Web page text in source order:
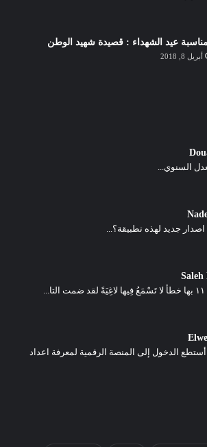
عيد الشهداء : قصيدة شهيد الوطن
أبريل 8, 2018
السنوي...
جديد لهذه تطبيقة؟...
Saleh
أستطع الدخول إلى المنصة الرقمية لمعرفة اعداد